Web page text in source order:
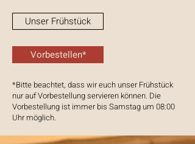
Unser Frühstück
Vorbestellen*
*Bitte beachtet, dass wir euch unser Frühstück
nur auf Vorbestellung servieren können. Die
Vorbestellung ist immer bis Samstag um 08:00
Uhr möglich.